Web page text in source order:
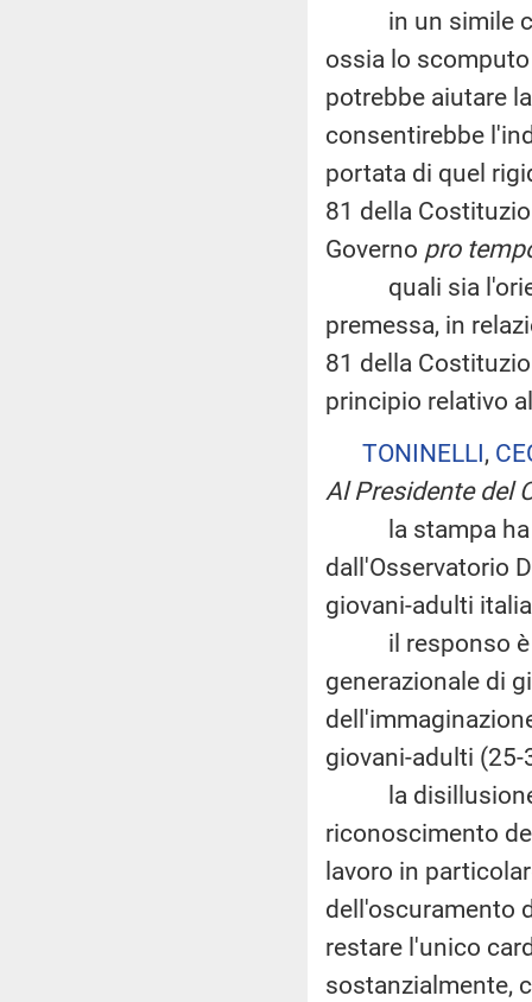
in un simile
ossia lo
potrebbe aiutare
consentirebbe
portata di quel
81 della
Governo pro
quali sia
premessa, in
81 della
principio relativo
TONINELLI,
Al Presidente del
la stampa ha
dall'Osservatorio
giovani-adulti
il responso è
generazionale di
giovani-adulti (25-
la disillusione
riconoscimento
lavoro in
dell'oscuramento
restare l'unico
sostanzialmente,